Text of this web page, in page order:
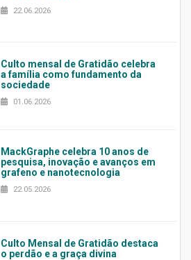
22.06.2026
Culto mensal de Gratidão celebra
a família como fundamento da
sociedade
01.06.2026
MackGraphe celebra 10 anos de
pesquisa, inovação e avanços em
grafeno e nanotecnologia
22.05.2026
Culto Mensal de Gratidão destaca
o perdão e a graça divina